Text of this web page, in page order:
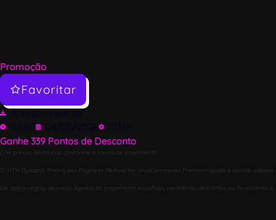
Promoção
Favoritar
Acesso Imediato
2.24.0
04/05/2026
YITH
Ganhe 339 Pontos de Desconto
Crie preços dinâmicos conforme a forma de pagamento
O YITH Dynamic Pricing per Payment Method for WooCommerce Premium ajuda a ajustar
Ele aplica regras de preço ligadas ao pagamento escolhido, permitindo descontos ou acréscimos